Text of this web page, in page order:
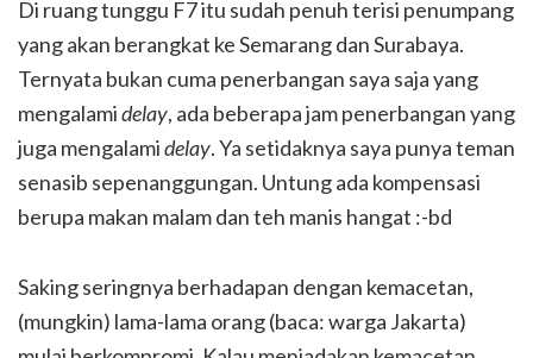
Di ruang tunggu F7 itu sudah penuh terisi penumpang
yang akan berangkat ke Semarang dan Surabaya.
Ternyata bukan cuma penerbangan saya saja yang
mengalamidelay, ada beberapa jam penerbangan yang
juga mengalamidelay. Ya setidaknya saya punya teman
senasib sepenanggungan. Untung ada kompensasi
berupa makan malam dan teh manis hangat :-bd
Saking seringnya berhadapan dengan kemacetan,
(mungkin) lama-lama orang (baca: warga Jakarta)